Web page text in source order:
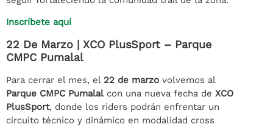
Inscríbete aquí
22 De Marzo | XCO PlusSport – Parque
CMPC Pumalal
Para cerrar el mes, el 22 de marzo volvemos al
Parque CMPC Pumalal con una nueva fecha de XCO
PlusSport, donde los riders podrán enfrentar un
circuito técnico y dinámico en modalidad cross